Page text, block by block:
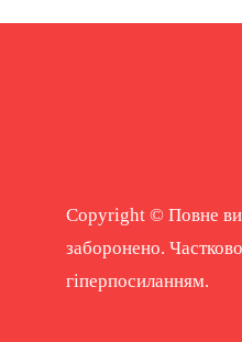
Copyright © Повне
заборонено.
гіперпосиланням.